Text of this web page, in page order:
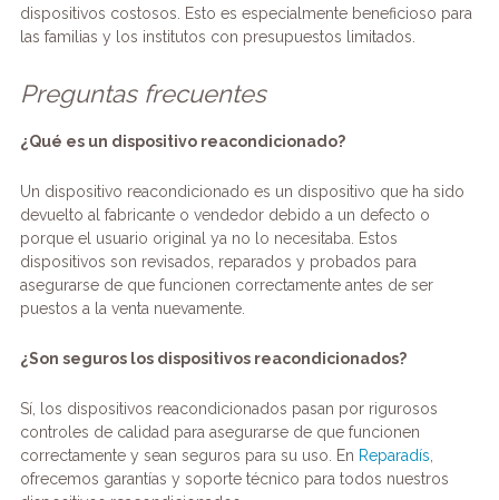
dispositivos costosos. Esto es especialmente beneficioso para
las familias y los institutos con presupuestos limitados.
Preguntas frecuentes
¿Qué es un dispositivo reacondicionado?
Un dispositivo reacondicionado es un dispositivo que ha sido
devuelto al fabricante o vendedor debido a un defecto o
porque el usuario original ya no lo necesitaba. Estos
dispositivos son revisados, reparados y probados para
asegurarse de que funcionen correctamente antes de ser
puestos a la venta nuevamente.
¿Son seguros los dispositivos reacondicionados?
Sí, los dispositivos reacondicionados pasan por rigurosos
controles de calidad para asegurarse de que funcionen
correctamente y sean seguros para su uso. En Reparadís
ofrecemos garantías y soporte técnico para todos nuestros